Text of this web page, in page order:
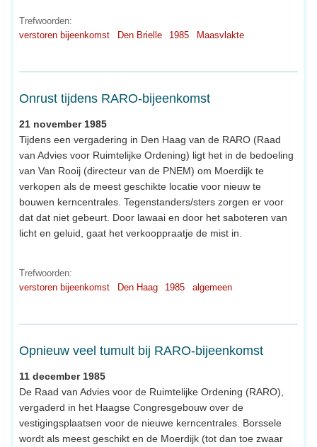
Trefwoorden:
verstoren bijeenkomst
Den Brielle 1985 Maasvlakte
Onrust tijdens RARO-bijeenkomst
21 november 1985
Tijdens een vergadering in Den Haag van de RARO (Raad
van Advies voor Ruimtelijke Ordening) ligt het in de bedoeling
van Van Rooij (directeur van de PNEM) om Moerdijk te
verkopen als de meest geschikte locatie voor nieuw te
bouwen kerncentrales. Tegenstanders/sters zorgen er voor
dat dat niet gebeurt. Door lawaai en door het saboteren van
licht en geluid, gaat het verkooppraatje de mist in.
Trefwoorden:
verstoren bijeenkomst
Den Haag 1985 algemeen
Opnieuw veel tumult bij RARO-bijeenkomst
11 december 1985
De Raad van Advies voor de Ruimtelijke Ordening (RARO),
vergaderd in het Haagse Congresgebouw over de
vestigingsplaatsen voor de nieuwe kerncentrales. Borssele
wordt als meest geschikt en de Moerdijk (tot dan toe zwaar